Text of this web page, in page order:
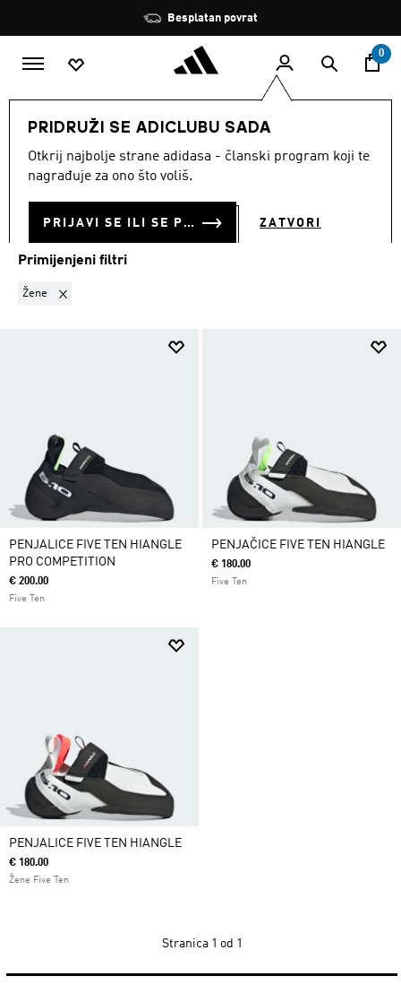
Zaustavi
rotaciju
Besplatan povrat
0
PRIDRUŽI SE ADICLUBU SADA
Otkrij najbolje strane adidasa - članski program koji te
nagrađuje za ono što voliš.
PRIJAVI SE ILI SE PRIDRUŽI SADA ZATVORI
MODNE MARKE Five Ten Hiangle
ŽENE·HIANGLE
Primijenjeni filtri
Žene Ukloni filter Trenutno filtrirano prema SPOL: Žene
PENJALICE FIVE TEN HIANGLE
PRO COMPETITION
€ 200.00
Five Ten
PENJAČICE FIVE TEN HIANGLE
€ 180.00
Five Ten
PENJALICE FIVE TEN HIANGLE
€ 180.00
Žene Five Ten
Stranica 1 od 1